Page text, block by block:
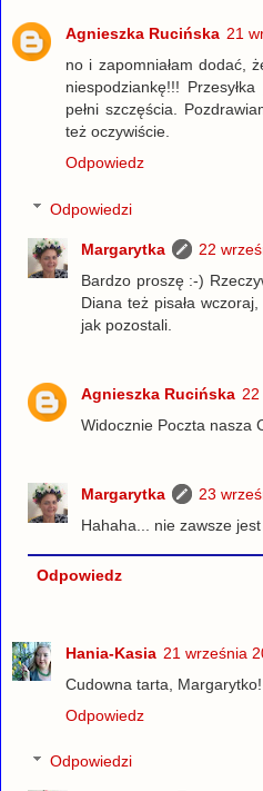
Agnieszka Rucińska 21
no i zapomniałam dodać,
niespodziankę!!!
pełni szczęścia.
też oczywiście.
Odpowiedz
Odpowiedzi
Margarytka
22
Bardzo proszę :-)
Diana też pisała
jak pozostali.
Agnieszka Rucińska
Widocznie Poczta nasza
Margarytka
23
Hahaha... nie zawsze
Odpowiedz
Hania-Kasia 21 września
Cudowna tarta,
Odpowiedz
Odpowiedzi